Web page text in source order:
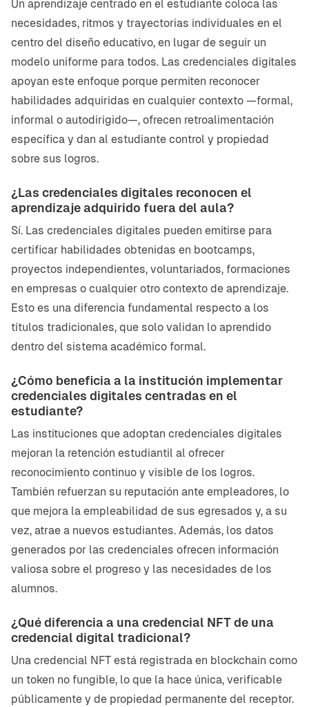
Un aprendizaje centrado en el estudiante coloca las
necesidades, ritmos y trayectorias individuales en el
centro del diseño educativo, en lugar de seguir un
modelo uniforme para todos. Las credenciales digitales
apoyan este enfoque porque permiten reconocer
habilidades adquiridas en cualquier contexto —formal,
informal o autodirigido—, ofrecen retroalimentación
específica y dan al estudiante control y propiedad
sobre sus logros.
¿Las credenciales digitales reconocen el
aprendizaje adquirido fuera del aula?
Sí. Las credenciales digitales pueden emitirse para
certificar habilidades obtenidas en bootcamps,
proyectos independientes, voluntariados, formaciones
en empresas o cualquier otro contexto de aprendizaje.
Esto es una diferencia fundamental respecto a los
títulos tradicionales, que solo validan lo aprendido
dentro del sistema académico formal.
¿Cómo beneficia a la institución implementar
credenciales digitales centradas en el
estudiante?
Las instituciones que adoptan credenciales digitales
mejoran la retención estudiantil al ofrecer
reconocimiento continuo y visible de los logros.
También refuerzan su reputación ante empleadores, lo
que mejora la empleabilidad de sus egresados y, a su
vez, atrae a nuevos estudiantes. Además, los datos
generados por las credenciales ofrecen información
valiosa sobre el progreso y las necesidades de los
alumnos.
¿Qué diferencia a una credencial NFT de una
credencial digital tradicional?
Una credencial NFT está registrada en blockchain como
un token no fungible, lo que la hace única, verificable
públicamente y de propiedad permanente del receptor.